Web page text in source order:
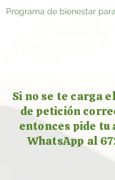
Programa de bienestar
Si no se te carga
de petición
entonces pide tu
WhatsApp al